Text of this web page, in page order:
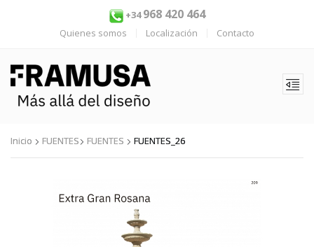
+34968 420 464
Quienes somos Localización Contacto
Inicio FUENTES FUENTES FUENTES_26